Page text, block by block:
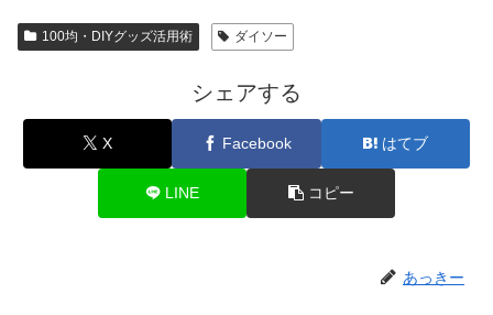
100均・DIYグッズ活用術 ダイソー
シェアする
X Facebook はてブ
LINE コピー
あっきー